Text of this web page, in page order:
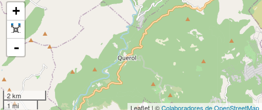
+
-
2 km
1 mi
Leaflet | ©Colaboradores de OpenStreetMap